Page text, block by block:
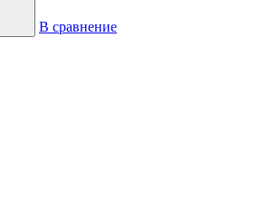
В сравнение